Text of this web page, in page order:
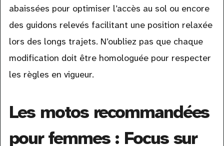
abaissées pour optimiser l’accès au sol ou encore
des guidons relevés facilitant une position relaxée
lors des longs trajets. N’oubliez pas que chaque
modification doit être homologuée pour respecter
les règles en vigueur.
Les motos recommandées
pour femmes : Focus sur